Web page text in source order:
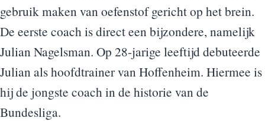
gebruik maken van oefenstof gericht op het brein.
De eerste coach is direct een bijzondere, namelijk
Julian Nagelsman. Op 28-jarige leeftijd debuteerde
Julian als hoofdtrainer van Hoffenheim. Hiermee is
hij de jongste coach in de historie van de
Bundesliga.